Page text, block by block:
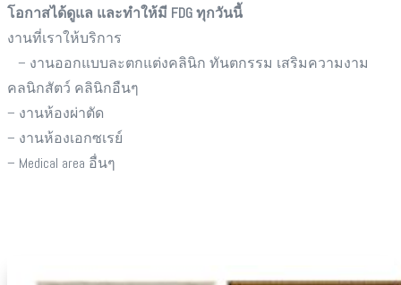
โอกาสได้ดูแล และทำให้มี FDG ทุกวันนี้
งานที่เราให้บริการ
– งานออกแบบละตกแต่งคลินิก ทันตกรรม เสริมความงาม
คลนิกสัตว์ คลินิกอืนๆ
– งานห้องผ่าตัด
– งานห้องเอกซเรย์
– Medical area อื่นๆ